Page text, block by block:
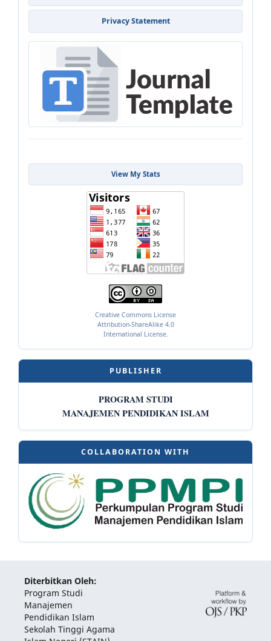
Privacy Statement
View My Stats
Creative Commons License
Attribution-ShareAlike 4.0
International License.
PUBLISHER
PROGRAM STUDI
MANAJEMEN PENDIDIKAN ISLAM
COLLABORATION WITH
Diterbitkan Oleh:
Program Studi
Manajemen
Pendidikan Islam
Sekolah Tinggi Agama